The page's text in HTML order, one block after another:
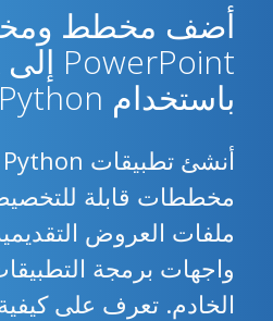
أضف مخطط
باستخدام Python
مخططات قابلة
ملفات العروض
واجهات برمجة
الخادم. تعرف على